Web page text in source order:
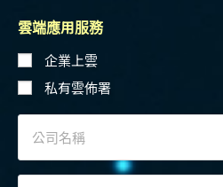
雲端應用服務
企業上雲
私有雲佈署